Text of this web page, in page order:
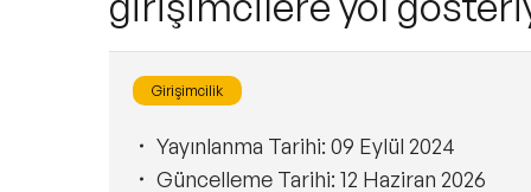
Girişimcilik
Yayınlanma Tarihi: 09 Eylül 2024
Güncelleme Tarihi: 12 Haziran 2026